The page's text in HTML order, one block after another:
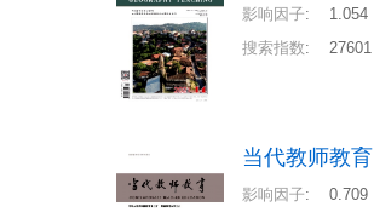
影响因子: 1.054
搜索指数: 27601
当代教师教育
影响因子: 0.709